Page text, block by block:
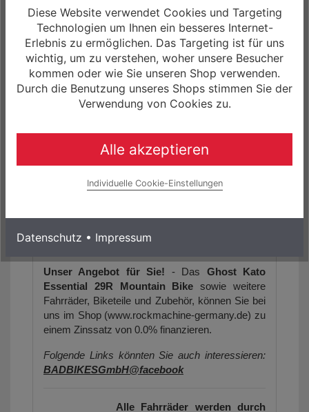
Geometriedaten:
siehe Artikelbilder/Artikelbeschreibung
Größe(n):
(29") S/40cm, M/44cm, L/48cm, XL/52cm
(2) Pearl Baby Blue/Dark Orange glossy
(Abweichungen zur Artikelbeschreibung sind
möglich, da sich der Hersteller das Recht
vorbehält, die Produktspezifikation zu ändern).
Unser Angebot für Sie! - Das Ghost Kato
Essential 29R Mountain Bike sowie weitere
Fahrräder, Biketeile und Zubehör, können Sie bei
uns im Shop (www.rockmachine-germany.de) zu
einem Zinssatz von 0.0% finanzieren.
Folgende Links könnten Sie auch interessieren:
BADBIKESGmbH@facebook
Alle Fahrräder werden durch
Diese Website verwendet Cookies und Targeting
Technologien um Ihnen ein besseres Internet-
Erlebnis zu ermöglichen. Das Targeting ist für uns
wichtig, um zu verstehen, woher unsere Besucher
kommen oder wie Sie unseren Shop verwenden.
Durch die Benutzung unseres Shops stimmen Sie der
Verwendung von Cookies zu.
Alle akzeptieren
Individuelle Cookie-Einstellungen
Datenschutz • Impressum